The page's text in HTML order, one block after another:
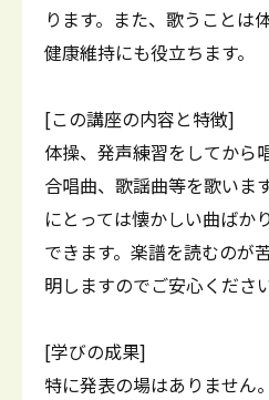
ります。また、歌うことは
健康維持にも役立ちます。
[この講座の内容と特徴]
体操、発声練習をしてから
合唱曲、歌謡曲等を歌いま
にとっては懐かしい曲ばか
できます。楽譜を読むのが
明しますのでご安心ください
[学びの成果]
特に発表の場はありません